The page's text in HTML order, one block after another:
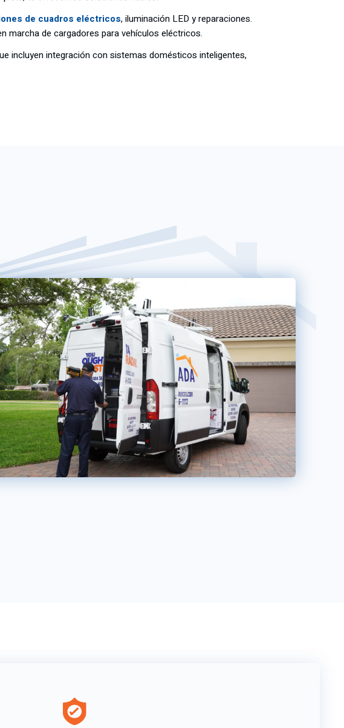
de cuadros eléctricos, iluminación LED y reparaciones.
marcha de cargadores para vehículos eléctricos.
incluyen integración con sistemas domésticos inteligentes,